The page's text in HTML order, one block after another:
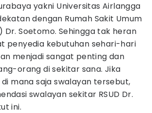
yakni Universitas Airlangga
dengan Rumah Sakit Umum
Dr. Soetomo. Sehingga tak heran
penyedia kebutuhan sehari-hari
menjadi sangat penting dan
orang di sekitar sana. Jika
mana saja swalayan tersebut,
swalayan sekitar RSUD Dr.
ini.